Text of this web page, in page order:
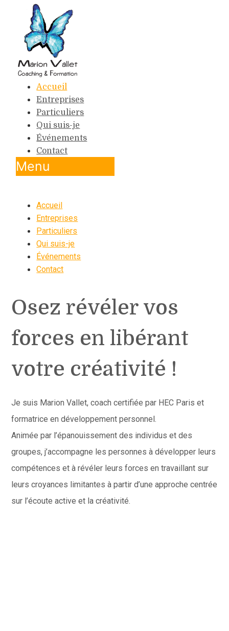
Accueil
Entreprises
Particuliers
Qui suis-je
Événements
Contact
Menu
Accueil
Entreprises
Particuliers
Qui suis-je
Événements
Contact
Osez révéler vos
forces en libérant
votre créativité !
Je suis Marion Vallet, coach certifiée par HEC Paris et
formatrice en développement personnel.
Animée par l’épanouissement des individus et des
groupes, j’accompagne les personnes à développer leurs
compétences et à révéler leurs forces en travaillant sur
leurs croyances limitantes à partir d’une approche centrée
sur l’écoute active et la créativité.